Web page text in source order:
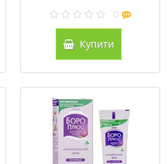
0
Купити